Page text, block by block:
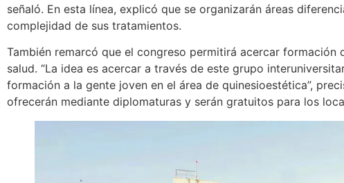
señaló. En esta línea, explicó que se organizarán áreas
complejidad de sus tratamientos.
También remarcó que el congreso permitirá acercar formación
salud. “La idea es acercar a través de este grupo
formación a la gente joven en el área de quinesioestética”,
ofrecerán mediante diplomaturas y serán gratuitos para los